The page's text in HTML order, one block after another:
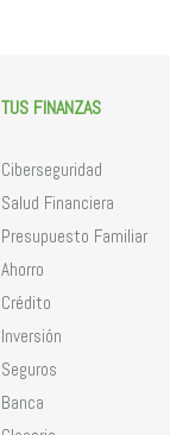
TUS FINANZAS
Ciberseguridad
Salud Financiera
Presupuesto Familiar
Ahorro
Crédito
Inversión
Seguros
Banca